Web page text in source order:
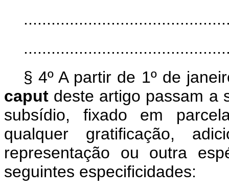
§ 4º A partir de 1º de
caput deste artigo passam a
subsídio, fixado em
qualquer gratificação,
representação ou outra
seguintes especificidades: